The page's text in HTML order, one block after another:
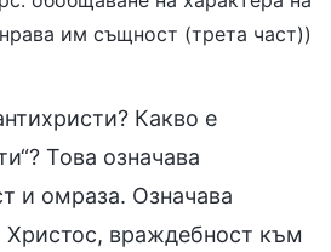
им същност (трета част))
Какво е
Това означава
и омраза. Означава
враждебност към